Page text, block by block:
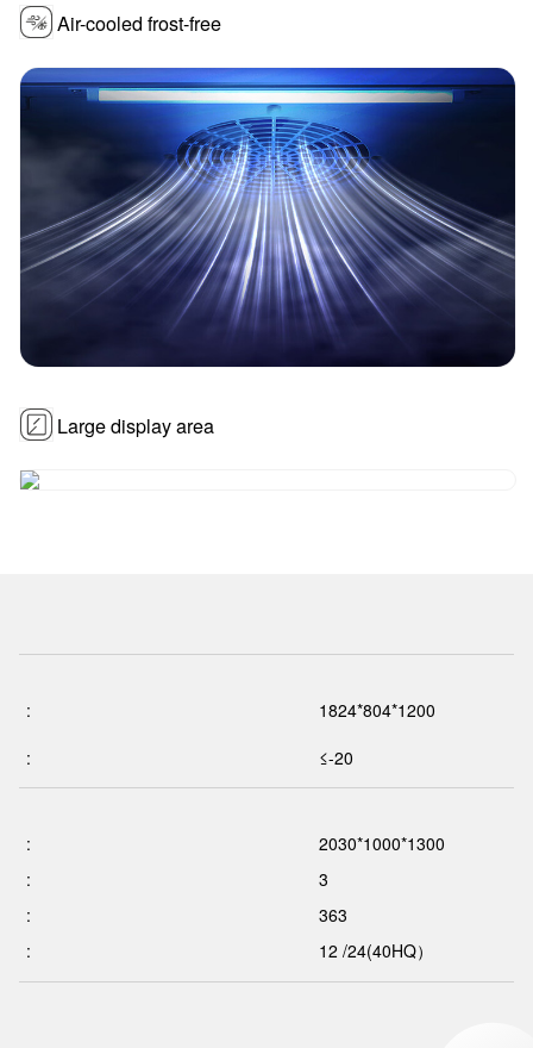
Air-cooled frost-free
Large display area
:
1824*804*1200
:
≤-20
:
2030*1000*1300
:
3
:
363
:
12 /24(40HQ）